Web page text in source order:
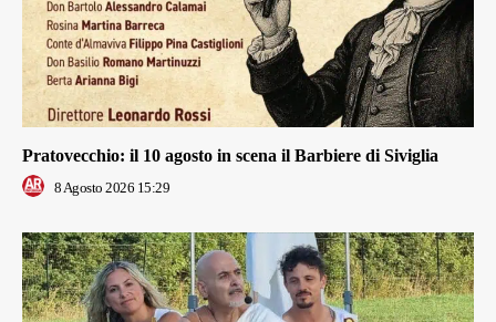
Pratovecchio: il 10 agosto in scena il Barbiere di Siviglia
8 Agosto 2026 15:29